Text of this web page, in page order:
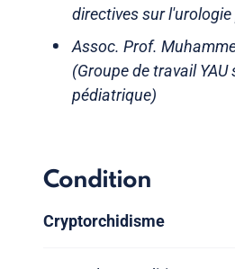
directives sur
Assoc. Prof.
(Groupe de travail
pédiatrique)
Condition
Cryptorchidisme